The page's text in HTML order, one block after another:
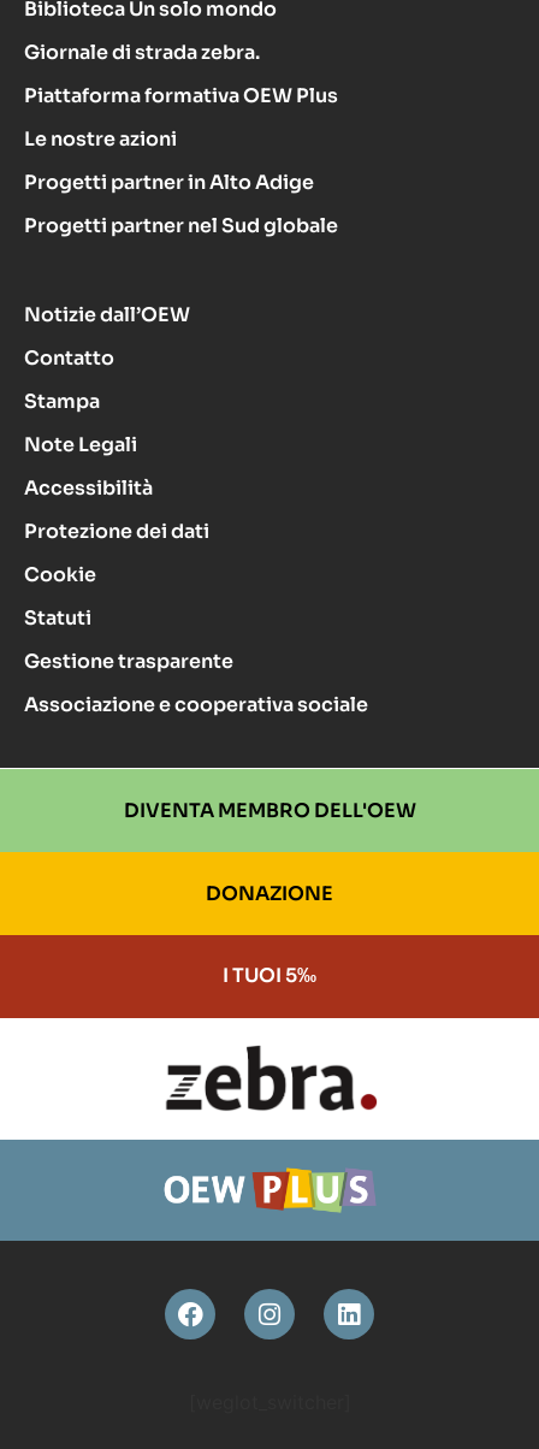
Biblioteca Un solo mondo
Giornale di strada zebra.
Piattaforma formativa OEW Plus
Le nostre azioni
Progetti partner in Alto Adige
Progetti partner nel Sud globale
Notizie dall’OEW
Contatto
Stampa
Note Legali
Accessibilità
Protezione dei dati
Cookie
Statuti
Gestione trasparente
Associazione e cooperativa sociale
DIVENTA MEMBRO DELL'OEW
DONAZIONE
I TUOI 5‰